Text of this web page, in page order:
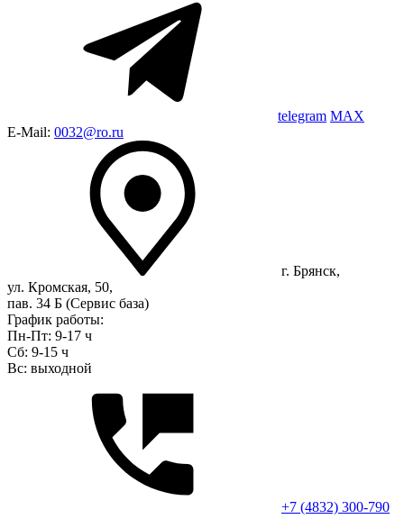
telegram MAX
E-Mail: 0032@ro.ru
г. Брянск,
ул. Кромская, 50,
пав. 34 Б (Сервис база)
График работы:
Пн-Пт: 9-17 ч
Сб: 9-15 ч
Вс: выходной
+7 (4832) 300-790